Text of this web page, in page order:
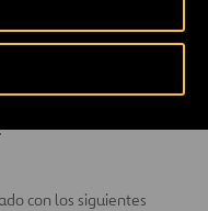
grupo Electrógeno y
con los siguientes